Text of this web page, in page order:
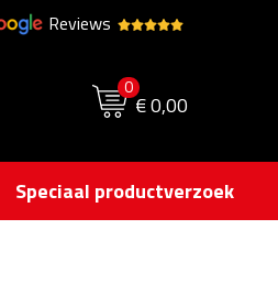
Reviews
0
€ 0,00
Speciaal productverzoek